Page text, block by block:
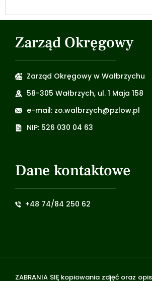
Zarząd Okręgowy
Zarząd Okręgowy w Wałbrzychu
58-305 Wałbrzych, ul. 1 Maja 158
e-mail: zo.walbrzych@pzlow.pl
NIP: 526 030 04 63
Dane kontaktowe
+48 74/84 250 62
ZABRANIA SIĘ kopiowania zdjęć oraz